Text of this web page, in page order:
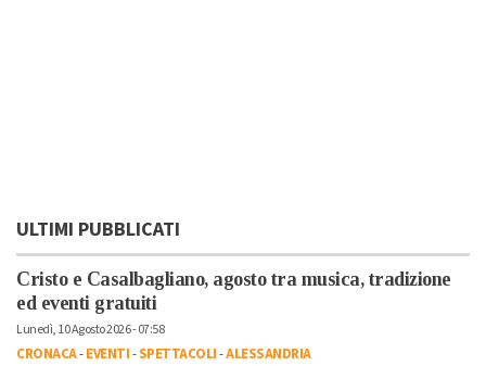
ULTIMI PUBBLICATI
Cristo e Casalbagliano, agosto tra musica, tradizione
ed eventi gratuiti
Lunedì, 10 Agosto 2026 - 07:58
CRONACA-EVENTI-SPETTACOLI-ALESSANDRIA